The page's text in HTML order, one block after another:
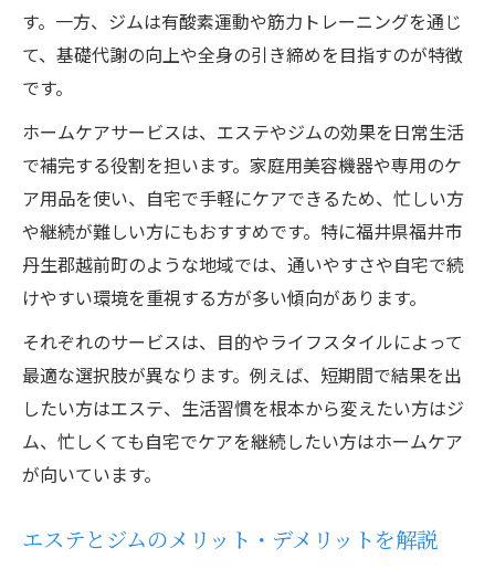
す。一方、ジムは有酸素運動や筋力トレーニングを通じ
て、基礎代謝の向上や全身の引き締めを目指すのが特徴
です。
ホームケアサービスは、エステやジムの効果を日常生活
で補完する役割を担います。家庭用美容機器や専用のケ
ア用品を使い、自宅で手軽にケアできるため、忙しい方
や継続が難しい方にもおすすめです。特に福井県福井市
丹生郡越前町のような地域では、通いやすさや自宅で続
けやすい環境を重視する方が多い傾向があります。
それぞれのサービスは、目的やライフスタイルによって
最適な選択肢が異なります。例えば、短期間で結果を出
したい方はエステ、生活習慣を根本から変えたい方はジ
ム、忙しくても自宅でケアを継続したい方はホームケア
が向いています。
エステとジムのメリット・デメリットを解説